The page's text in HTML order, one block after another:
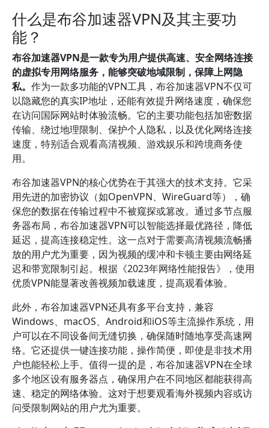
什么是布谷加速器VPN及其主要功
能？
布谷加速器VPN是一款专为用户提供高速、安全网络连接
的虚拟专用网络服务，能够突破地域限制，保障上网隐
私。 作为一款多功能的VPN工具，布谷加速器VPN不仅可
以隐藏您的真实IP地址，还能有效提升网络速度，确保您
在访问国际网站时体验流畅。它的主要功能包括加密数据
传输、绕过地理限制、保护个人隐私，以及优化网络连接
速度，特别适合观看高清视频、游戏娱乐和跨境商务使
用。
布谷加速器VPN的核心优势在于其强大的技术支持。它采
用先进的加密协议（如OpenVPN、WireGuard等），确
保您的数据在传输过程中不被窥探或篡改。通过多节点服
务器布局，布谷加速器VPN可以智能选择最优路径，降低
延迟，提高连接稳定性。这一点对于需要高清视频流畅播
放的用户尤为重要，因为视频的缓冲和卡顿主要由网络延
迟和带宽限制引起。根据《2023年网络性能报告》，使用
优质VPN能显著改善视频加载速度，提高观看体验。
此外，布谷加速器VPN还具有多平台支持，兼容
Windows、macOS、Android和iOS等主流操作系统，用
户可以在不同设备间无缝切换，确保随时随地享受高速网
络。它还提供一键连接功能，操作简便，即使是非技术用
户也能轻松上手。值得一提的是，布谷加速器VPN在全球
多个地区设有服务器点，确保用户在不同地区都能获得高
速、稳定的网络体验。这对于想要观看海外视频内容或访
问受限制网站的用户尤为重要。